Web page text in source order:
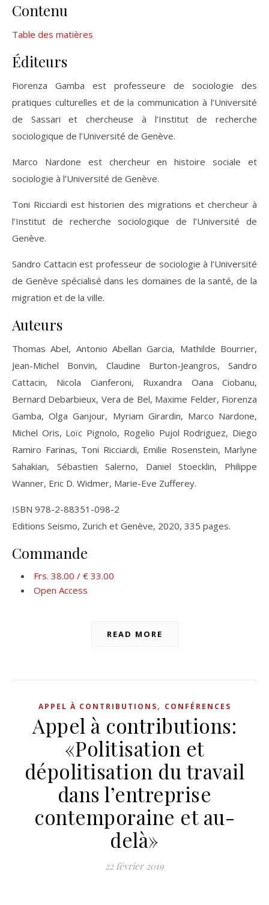
Contenu
Table des matières
Éditeurs
Fiorenza Gamba est professeure de sociologie des
pratiques culturelles et de la communication à l’Université
de Sassari et chercheuse à l’Institut de recherche
sociologique de l’Université de Genève.
Marco Nardone est chercheur en histoire sociale et
sociologie à l’Université de Genève.
Toni Ricciardi est historien des migrations et chercheur à
l’Institut de recherche sociologique de l’Université de
Genève.
Sandro Cattacin est professeur de sociologie à l’Université
de Genève spécialisé dans les domaines de la santé, de la
migration et de la ville.
Auteurs
Thomas Abel, Antonio Abellan Garcia, Mathilde Bourrier,
Jean-Michel Bonvin, Claudine Burton-Jeangros, Sandro
Cattacin, Nicola Cianferoni, Ruxandra Oana Ciobanu,
Bernard Debarbieux, Vera de Bel, Maxime Felder, Fiorenza
Gamba, Olga Ganjour, Myriam Girardin, Marco Nardone,
Michel Oris, Loïc Pignolo, Rogelio Pujol Rodriguez, Diego
Ramiro Farinas, Toni Ricciardi, Emilie Rosenstein, Marlyne
Sahakian, Sébastien Salerno, Daniel Stoecklin, Philippe
Wanner, Eric D. Widmer, Marie-Eve Zufferey.
ISBN 978-2-88351-098-2
Editions Seismo, Zurich et Genève, 2020, 335 pages.
Commande
Frs. 38.00 / € 33.00
Open Access
READ MORE
APPEL À CONTRIBUTIONS, CONFÉRENCES
Appel à contributions:
«Politisation et
dépolitisation du travail
dans l’entreprise
contemporaine et au-
delà»
22 février 2019